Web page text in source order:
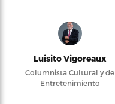
Luisito Vigoreaux
Columnista Cultural y de
Entretenimiento